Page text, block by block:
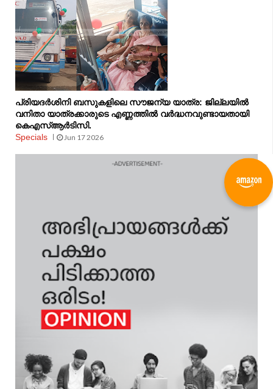
പ്രിയദർശിനി ബസുകളിലെ സൗജന്യ യാത്ര: ജില്ലയിൽ
വനിതാ യാത്രക്കാരുടെ എണ്ണത്തിൽ വർദ്ധനവുണ്ടായതായി
കെഎസ്ആർടിസി.
Specials
Jun 17 2026